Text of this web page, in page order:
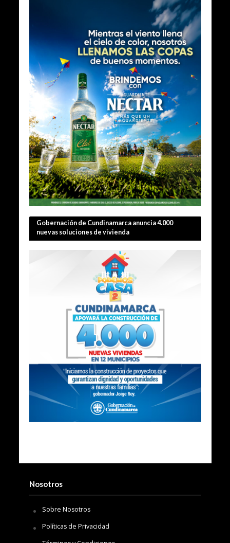
Gobernación de Cundinamarca anuncia 4.000
nuevas soluciones de vivienda
Nosotros
Sobre Nosotros
Políticas de Privacidad